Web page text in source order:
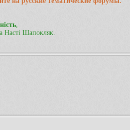
Насті Шапокляк.